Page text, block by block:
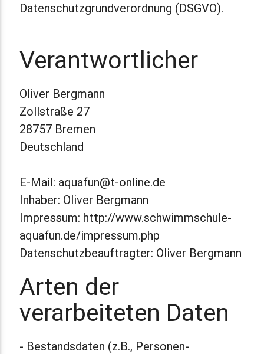
Datenschutzgrundverordnung (DSGVO).
Verantwortlicher
Oliver Bergmann
Zollstraße 27
28757 Bremen
Deutschland
E-Mail: aquafun@t-online.de
Inhaber: Oliver Bergmann
Impressum: http://www.schwimmschule-
aquafun.de/impressum.php
Datenschutzbeauftragter: Oliver Bergmann
Arten der
verarbeiteten Daten
- Bestandsdaten (z.B., Personen-